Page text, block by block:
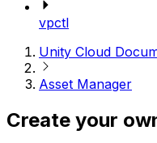
vpctl
Unity Cloud
Asset Manager
Create your